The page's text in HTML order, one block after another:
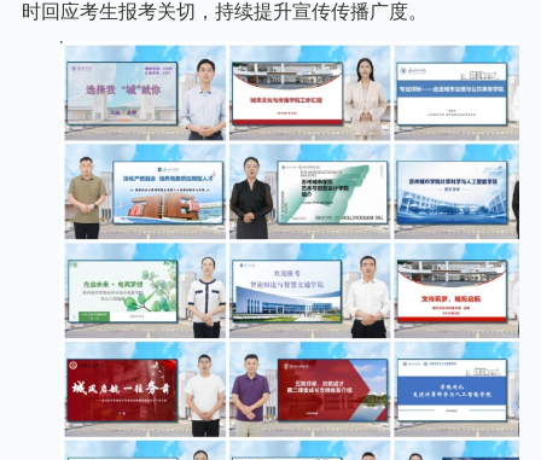
时回应考生报考关切，持续提升宣传传播广度。